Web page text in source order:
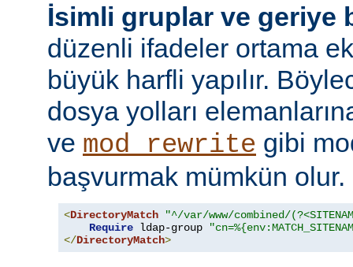
İsimli gruplar ve geriye
düzenli ifadeler ortama
büyük harfli yapılır.
dosya yolları
ve mod_rewrite gibi
başvurmak mümkün olur.
<DirectoryMatch
"^/var/www/combined/
Require ldap-group
</DirectoryMatch>